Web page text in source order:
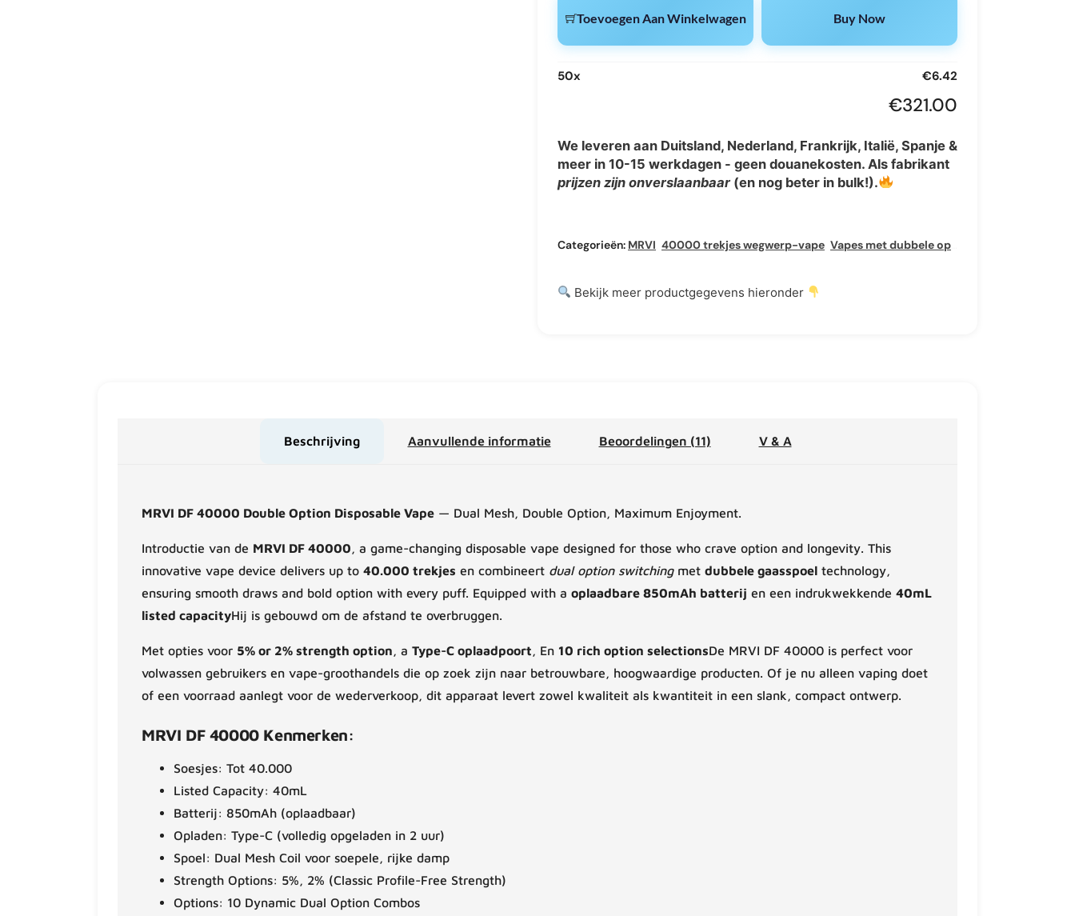
Toevoegen Aan Winkelwagen Buy Now
50x €6.42
€321.00
We leveren aan Duitsland, Nederland, Frankrijk, Italië, Spanje &
meer in 10-15 werkdagen - geen douanekosten. Als fabrikant
prijzen zijn onverslaanbaar (en nog beter in bulk!).
Categorieën: MRVI 40000 trekjes wegwerp-vape Vapes met dubbele optie
Bekijk meer productgegevens hieronder
Beschrijving Aanvullende informatie Beoordelingen (11) V & A
MRVI DF 40000 Double Option Disposable Vape — Dual Mesh, Double Option, Maximum Enjoyment.
Introductie van de MRVI DF 40000 , a game-changing disposable vape designed for those who crave option and longevity. This
innovative vape device delivers up to 40.000 trekjes en combineert dual option switchingmet dubbele gaasspoel technology,
ensuring smooth draws and bold option with every puff. Equipped with a oplaadbare 850mAh batterij en een indrukwekkende 40mL
listed capacityHij is gebouwd om de afstand te overbruggen.
Met opties voor 5% or 2% strength option , a Type-C oplaadpoort , En 10 rich option selectionsDe MRVI DF 40000 is perfect voor
volwassen gebruikers en vape-groothandels die op zoek zijn naar betrouwbare, hoogwaardige producten. Of je nu alleen vaping doet
of een voorraad aanlegt voor de wederverkoop, dit apparaat levert zowel kwaliteit als kwantiteit in een slank, compact ontwerp.
MRVI DF 40000 Kenmerken:
Soesjes: Tot 40.000
Listed Capacity: 40mL
Batterij: 850mAh (oplaadbaar)
Opladen: Type-C (volledig opgeladen in 2 uur)
Spoel: Dual Mesh Coil voor soepele, rijke damp
Strength Options: 5%, 2% (Classic Profile-Free Strength)
Options: 10 Dynamic Dual Option Combos